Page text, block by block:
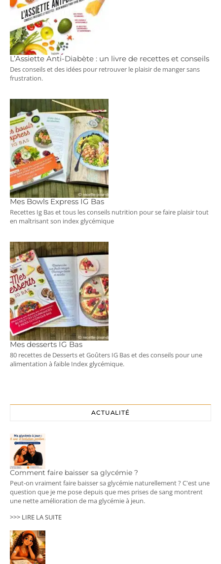
L’Assiette Anti-Diabète : un livre de recettes et conseils
Des conseils et des idées pour retrouver le plaisir de manger sans
frustration.
Mes Bowls Express IG Bas
Recettes Ig Bas et tous les conseils nutrition pour se faire plaisir tout
en maîtrisant son index glycémique
Mes desserts IG Bas
80 recettes de Desserts et Goûters IG Bas et des conseils pour une
alimentation à faible Index glycémique.
ACTUALITÉ
Comment faire baisser sa glycémie ?
Peut-on vraiment faire baisser sa glycémie naturellement ? C'est une
question que je me pose depuis que mes prises de sang montrent
une nette amélioration de ma glycémie à jeun.
>>> LIRE LA SUITE